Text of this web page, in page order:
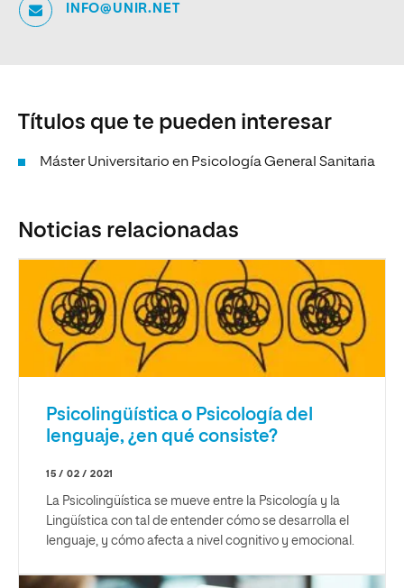
INFO@UNIR.NET
Títulos que te pueden interesar
Máster Universitario en Psicología General Sanitaria
Noticias relacionadas
Psicolingüística o Psicología del
lenguaje, ¿en qué consiste?
15 / 02 / 2021
La Psicolingüística se mueve entre la Psicología y la
Lingüística con tal de entender cómo se desarrolla el
lenguaje, y cómo afecta a nivel cognitivo y emocional.